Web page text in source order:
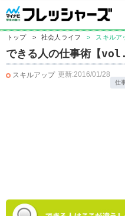
トップ > 社会人ライフ > スキルア
できる人の仕事術【
スキルアップ 更新:2016/01/28
仕